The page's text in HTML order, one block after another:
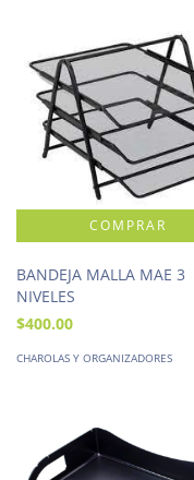
BANDEJA MALLA MAE 3
NIVELES
$400.00
CHAROLAS Y ORGANIZADORES